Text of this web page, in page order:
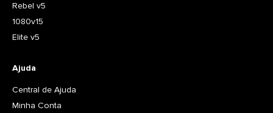
Rebel v5
1080v15
Elite v5
Ajuda
Central de Ajuda
Minha Conta